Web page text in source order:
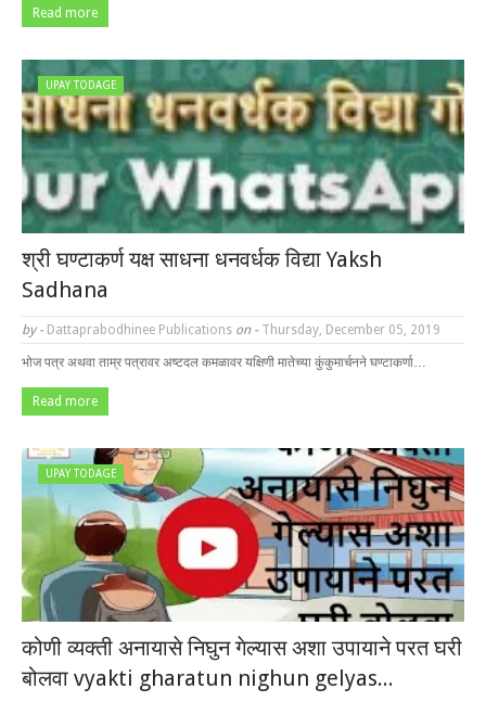
Read more
UPAY TODAGE
श्री घण्टाकर्ण यक्ष साधना धनवर्धक विद्या Yaksh
Sadhana
by - Dattaprabodhinee Publications on - Thursday, December 05, 2019
भोज पत्र अथवा ताम्र पत्रावर अष्टदल कमळावर यक्षिणी मातेच्या कुंकुमार्चनने घण्टाकर्णा…
Read more
UPAY TODAGE
कोणी व्यक्ती अनायासे निघुन गेल्यास अशा उपायाने परत घरी
बोलवा vyakti gharatun nighun gelyas...